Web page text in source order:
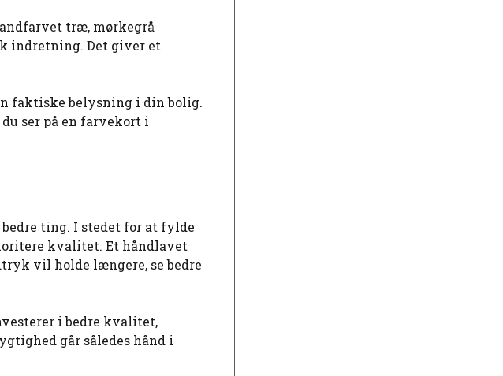
træ, mørkegrå
indretning. Det giver et
faktiske belysning i din bolig.
ser på en farvekort i
ting. I stedet for at fylde
kvalitet. Et håndlavet
vil holde længere, se bedre
i bedre kvalitet,
går således hånd i